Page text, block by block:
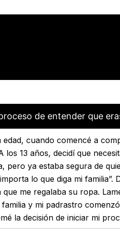
de entender que
edad, cuando comencé a
los 13 años, decidí que
pero ya estaba segura de
lo que diga mi
que me regalaba su ropa.
y mi padrastro
la decisión de iniciar mi